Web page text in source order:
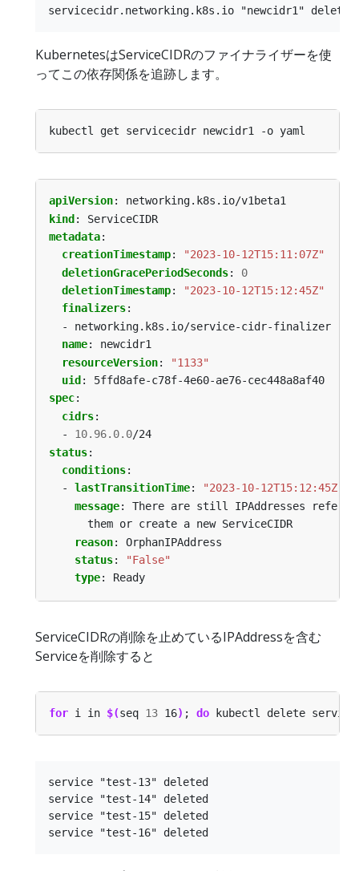
KubernetesはServiceCIDRのファイナライザーを使
ってこの依存関係を追跡します。
apiVersion:
networking.k8s.io/v1beta1
kind:
ServiceCIDR
metadata:
creationTimestamp:
"2023-10-12T15:11:07Z"
deletionGracePeriodSeconds:
0
deletionTimestamp:
"2023-10-12T15:12:45Z"
finalizers:
- networking.k8s.io/service-cidr-finalizer
name:
newcidr1
resourceVersion:
"1133"
uid :
5ffd8afe-c78f-4e60-ae76-cec448a8af40
spec:
cidrs:
- 10.96.0.0/24
status:
conditions:
- lastTransitionTime:
"2023-10-12T15:12:45Z"
message:
There are still IPAddresses
them or create a new ServiceCIDR
reason:
OrphanIPAddress
status:
"False"
type: Ready
ServiceCIDRの削除を止めているIPAddressを含む
Serviceを削除すると
for i in $(seq 13 16) ; do kubectl delete
service "test-13" deleted
service "test-14" deleted
service "test-15" deleted